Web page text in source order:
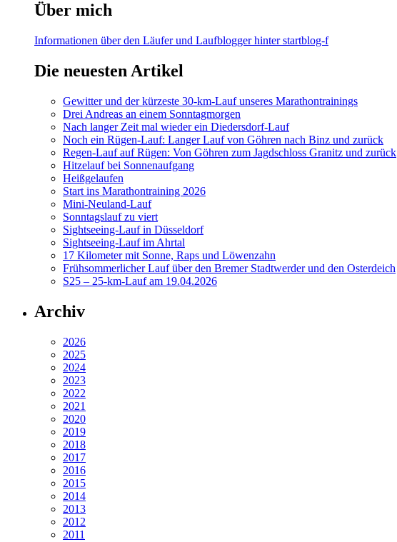
Über mich
Informationen über den Läufer und Laufblogger hinter startblog-f
Die neuesten Artikel
Gewitter und der kürzeste 30-km-Lauf unseres Marathontrainings
Drei Andreas an einem Sonntagmorgen
Nach langer Zeit mal wieder ein Diedersdorf-Lauf
Noch ein Rügen-Lauf: Langer Lauf von Göhren nach Binz und zurück
Regen-Lauf auf Rügen: Von Göhren zum Jagdschloss Granitz und zurück
Hitzelauf bei Sonnenaufgang
Heißgelaufen
Start ins Marathontraining 2026
Mini-Neuland-Lauf
Sonntagslauf zu viert
Sightseeing-Lauf in Düsseldorf
Sightseeing-Lauf im Ahrtal
17 Kilometer mit Sonne, Raps und Löwenzahn
Frühsommerlicher Lauf über den Bremer Stadtwerder und den Osterdeich
S25 – 25-km-Lauf am 19.04.2026
Archiv
2026
2025
2024
2023
2022
2021
2020
2019
2018
2017
2016
2015
2014
2013
2012
2011